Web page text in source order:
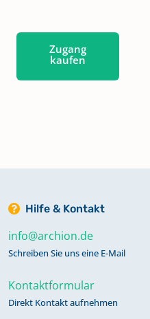
Zugang
kaufen
Hilfe & Kontakt
info@archion.de
Schreiben Sie uns eine E-Mail
Kontaktformular
Direkt Kontakt aufnehmen